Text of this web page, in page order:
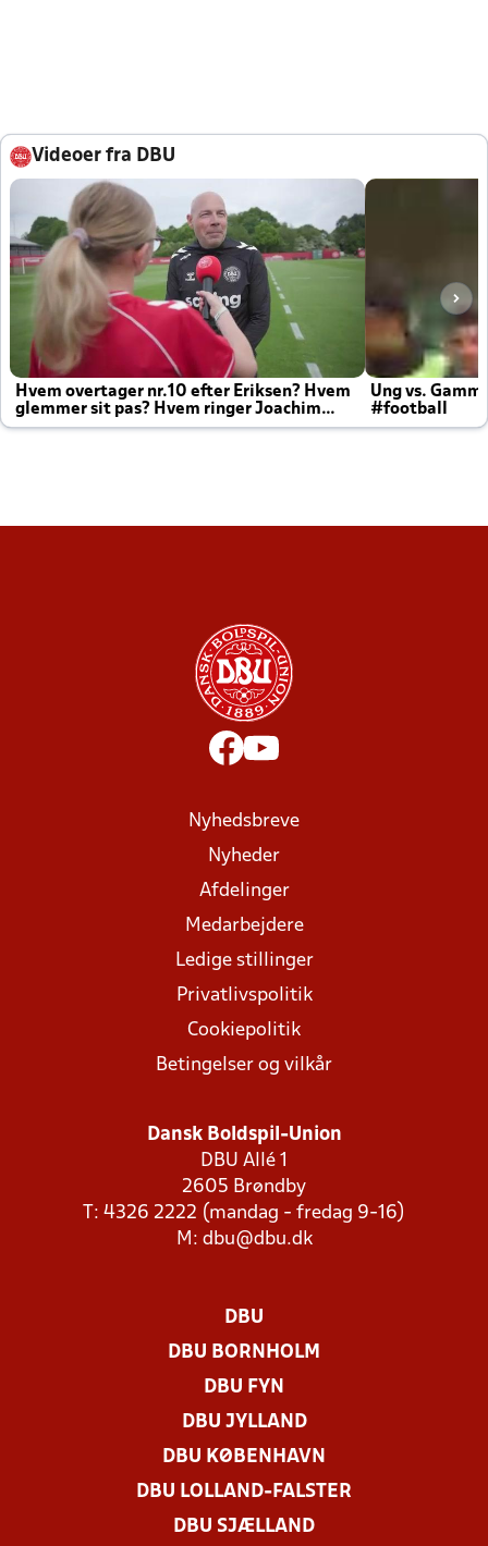
Videoer fra DBU
Hvem overtager nr.10 efter Eriksen? Hvem
glemmer sit pas? Hvem ringer Joachim
altid til efter kampe?
Ung vs.
#football
Nyhedsbreve
Nyheder
Afdelinger
Medarbejdere
Ledige stillinger
Privatlivspolitik
Cookiepolitik
Betingelser og vilkår
Dansk Boldspil-Union
DBU Allé 1
2605 Brøndby
T: 4326 2222 (mandag - fredag 9-16)
M: dbu@dbu.dk
DBU
DBU BORNHOLM
DBU FYN
DBU JYLLAND
DBU KØBENHAVN
DBU LOLLAND-FALSTER
DBU SJÆLLAND